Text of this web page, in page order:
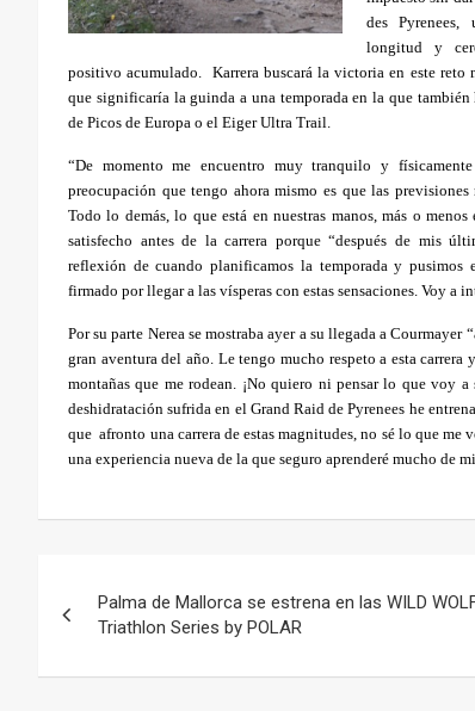
des
longitud y
positivo acumulado. Karrera buscará la victoria en este reto
que significaría la guinda a una temporada en la que también
de Picos de Europa o el Eiger Ultra Trail.
“De momento me encuentro muy tranquilo y
preocupación que tengo ahora mismo es que las previsiones
Todo lo demás, lo que está en nuestras manos, más o
satisfecho antes de la carrera porque “después de mis
reflexión de cuando planificamos la temporada y pusimos
firmado por llegar a las vísperas con estas sensaciones. Voy a
Por su parte Nerea se mostraba ayer a su llegada a Courmayer
gran aventura del año. Le tengo mucho respeto a esta carrera
montañas que me rodean. ¡No quiero ni pensar lo que voy
deshidratación sufrida en el Grand Raid de Pyrenees he
que afronto una carrera de estas magnitudes, no sé lo que
una experiencia nueva de la que seguro aprenderé mucho de
de
entradas
Palma de Mallorca se estrena en las WILD
Triathlon Series by POLAR